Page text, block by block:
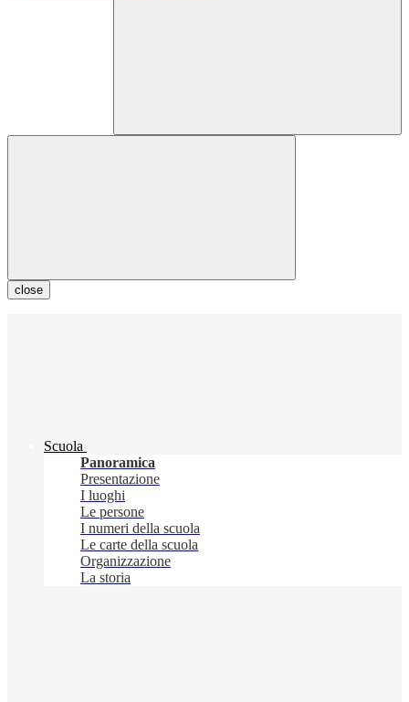
close
Scuola
Panoramica
Presentazione
I luoghi
Le persone
I numeri della scuola
Le carte della scuola
Organizzazione
La storia